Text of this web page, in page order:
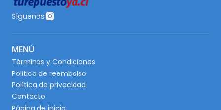
Síguenos
MENÚ
Términos y Condiciones
Politica de reembolso
Política de privacidad
Contacto
Página de inicio